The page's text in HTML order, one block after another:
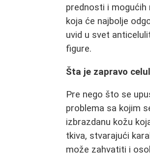
prednosti i mogućih
koja će najbolje
uvid u svet
figure.
Šta je zapravo
Pre nego što se
problema sa kojim
izbrazdanu kožu
tkiva, stvarajući
može zahvatiti i